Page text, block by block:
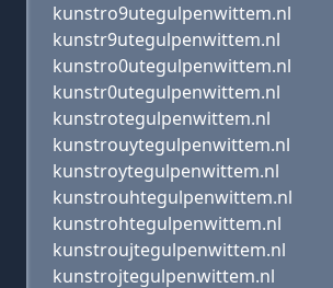
kunstro9utegulpenwittem.nl
kunstr9utegulpenwittem.nl
kunstro0utegulpenwittem.nl
kunstr0utegulpenwittem.nl
kunstrotegulpenwittem.nl
kunstrouytegulpenwittem.nl
kunstroytegulpenwittem.nl
kunstrouhtegulpenwittem.nl
kunstrohtegulpenwittem.nl
kunstroujtegulpenwittem.nl
kunstrojtegulpenwittem.nl